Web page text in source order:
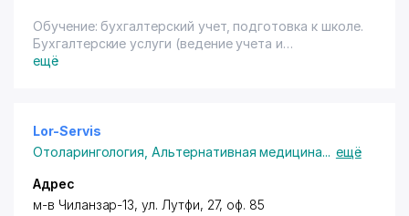
Обучение: бухгалтерский учет, подготовка к школе.
Бухгалтерские услуги (ведение учета и
отчетности).
ещё
Lor-Servis
Отоларингология ,Альтернативная медицина... ещё
Адрес
м-в Чиланзар-13, ул. Лутфи, 27, оф. 85